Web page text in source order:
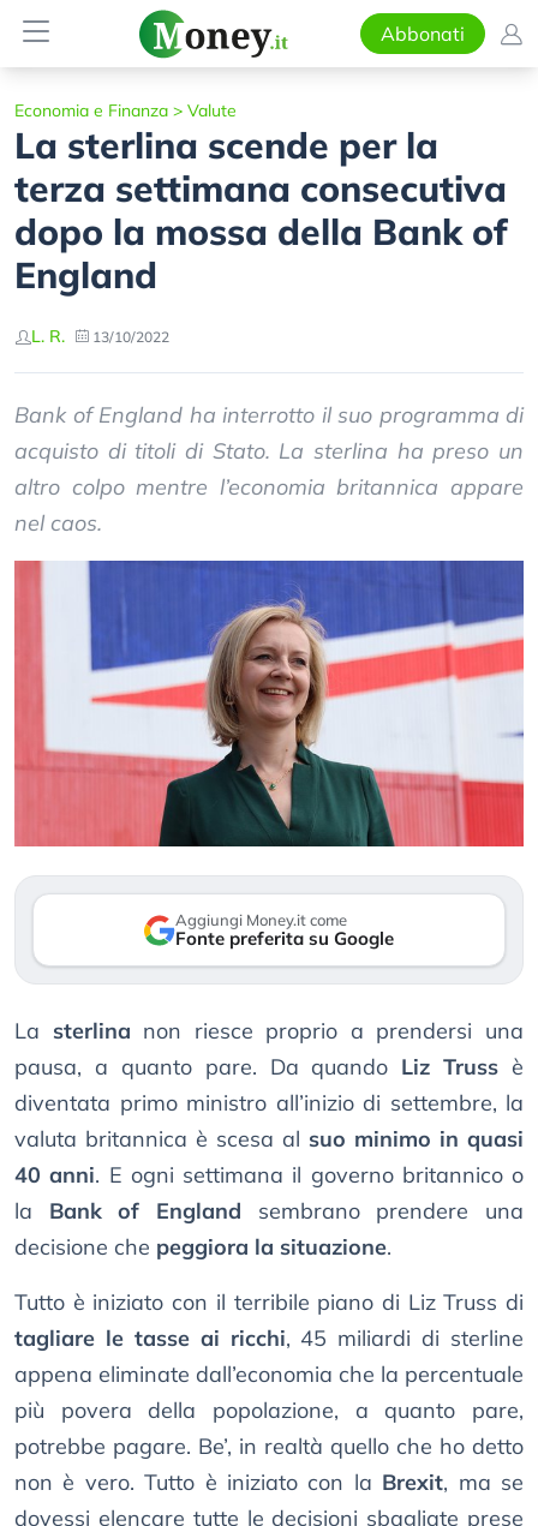
Abbonati
Economia e Finanza > Valute
La sterlina scende per la
terza settimana consecutiva
dopo la mossa della Bank of
England
L. R. 13/10/2022
Bank of England ha interrotto il suo programma di
acquisto di titoli di Stato. La sterlina ha preso un
altro colpo mentre l’economia britannica appare
nel caos.
Aggiungi Money.it come
Fonte preferita su Google
La sterlina non riesce proprio a prendersi una
pausa, a quanto pare. Da quando Liz Truss è
diventata primo ministro all’inizio di settembre, la
valuta britannica è scesa al suo minimo in quasi
40 anni. E ogni settimana il governo britannico o
la Bank of England sembrano prendere una
decisione che peggiora la situazione.
Tutto è iniziato con il terribile piano di Liz Truss di
tagliare le tasse ai ricchi, 45 miliardi di sterline
appena eliminate dall’economia che la percentuale
più povera della popolazione, a quanto pare,
potrebbe pagare. Be’, in realtà quello che ho detto
non è vero. Tutto è iniziato con la Brexit, ma se
dovessi elencare tutte le decisioni sbagliate prese